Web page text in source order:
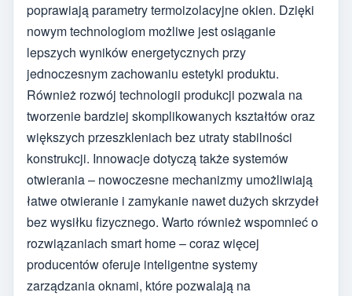
poprawiają parametry termoizolacyjne okien. Dzięki
nowym technologiom możliwe jest osiąganie
lepszych wyników energetycznych przy
jednoczesnym zachowaniu estetyki produktu.
Również rozwój technologii produkcji pozwala na
tworzenie bardziej skomplikowanych kształtów oraz
większych przeszkleniach bez utraty stabilności
konstrukcji. Innowacje dotyczą także systemów
otwierania – nowoczesne mechanizmy umożliwiają
łatwe otwieranie i zamykanie nawet dużych skrzydeł
bez wysiłku fizycznego. Warto również wspomnieć o
rozwiązaniach smart home – coraz więcej
producentów oferuje inteligentne systemy
zarządzania oknami, które pozwalają na